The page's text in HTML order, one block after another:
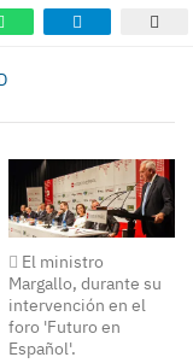
El ministro
Margallo, durante su
intervención en el
foro 'Futuro en
Español'.